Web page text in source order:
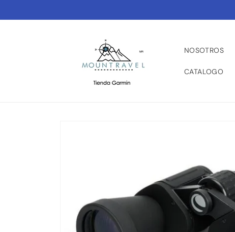
al contenido
NOSOTROS
CATALOGO